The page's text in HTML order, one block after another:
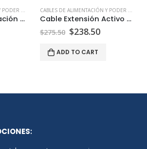
CABLES DE ALIMENTACIÓN Y PODER USB HDMI ETHERNET | PEPTEL
Cable de Alimentación Poder Schuko
CABLES DE ALIMENTACIÓN Y PODER USB HDMI ETHERNET | PEPTEL
Cable Extensión Activo USB-C de 30 Metros
$275.50 $238.50
ADD TO CART
: